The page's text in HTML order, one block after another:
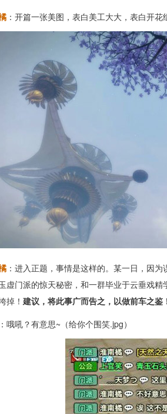
：开篇一张美图，表白美工大大，表白开花
：进入正题，事情是这样的。某一日，因
虚门派的惊天秘密，和一群毕业于云垂戏
掉！ 建议，将此事广而告之，以做前车之鉴
：哦吼？有意思~（给你个围笑.jpg）